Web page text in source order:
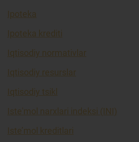
Ipoteka
Ipoteka krediti
Iqtisodiy normativlar
Iqtisodiy resurslar
Iqtisodiy tsikl
Iste'mol narxlari indeksi (INI)
Iste’mol kreditlari